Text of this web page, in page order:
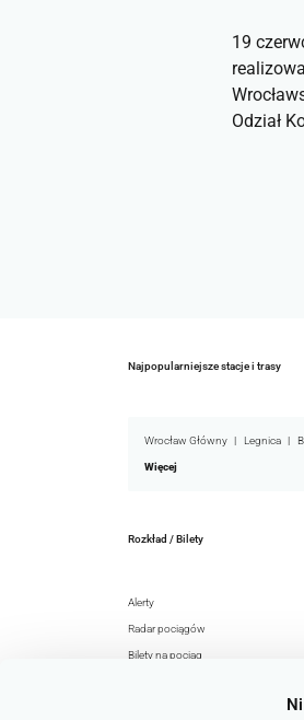
19
Odział
Najpopularniejsze stacje i trasy
Wrocław Główny Legnica
Więcej
Rozkład / Bilety
Alerty
Radar pociągów
Bilety na pociąg